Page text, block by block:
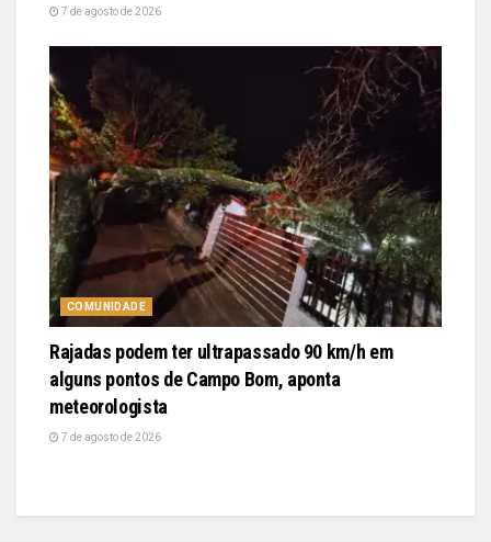
7 de agosto de 2026
COMUNIDADE
Rajadas podem ter ultrapassado 90 km/h em
alguns pontos de Campo Bom, aponta
meteorologista
7 de agosto de 2026